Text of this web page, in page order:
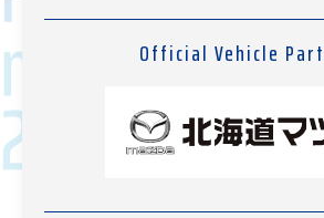
Official Vehicle